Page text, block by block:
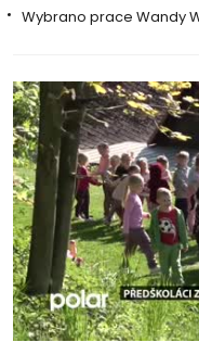
Wybrano prace Wandy